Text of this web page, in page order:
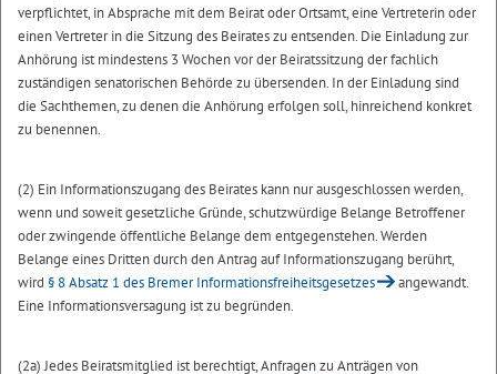
verpflichtet, in Absprache mit dem Beirat oder Ortsamt, eine Vertreterin oder
einen Vertreter in die Sitzung des Beirates zu entsenden. Die Einladung zur
Anhörung ist mindestens 3 Wochen vor der Beiratssitzung der fachlich
zuständigen senatorischen Behörde zu übersenden. In der Einladung sind
die Sachthemen, zu denen die Anhörung erfolgen soll, hinreichend konkret
zu benennen.
(2) Ein Informationszugang des Beirates kann nur ausgeschlossen werden,
wenn und soweit gesetzliche Gründe, schutzwürdige Belange Betroffener
oder zwingende öffentliche Belange dem entgegenstehen. Werden
Belange eines Dritten durch den Antrag auf Informationszugang berührt,
wird § 8 Absatz 1 des Bremer Informationsfreiheitsgesetzes
angewandt.
Eine Informationsversagung ist zu begründen.
(2a) Jedes Beiratsmitglied ist berechtigt, Anfragen zu Anträgen von